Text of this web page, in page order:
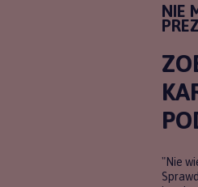
NIE
"Nie